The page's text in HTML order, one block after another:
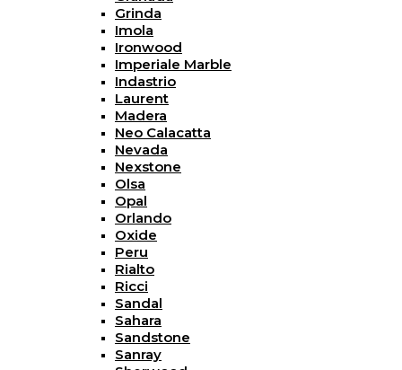
Grinda
Imola
Ironwood
Imperiale Marble
Indastrio
Laurent
Madera
Neo Calacatta
Nevada
Nexstone
Olsa
Opal
Orlando
Oxide
Peru
Rialto
Ricci
Sandal
Sahara
Sandstone
Sanray